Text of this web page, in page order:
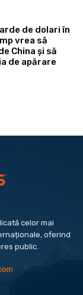
de dolari în
vrea să
China și să
de apărare
celor mai
oferind
public.